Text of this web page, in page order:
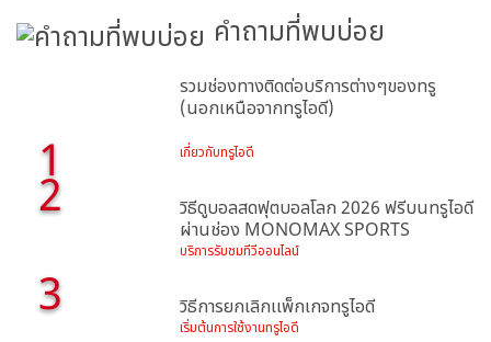
คำถามที่พบบ่อย
1
รวมช่องทางติดต่อบริการต่างๆของทรู
(นอกเหนือจากทรูไอดี)
เกี่ยวกับทรูไอดี
2
วิธีดูบอลสดฟุตบอลโลก 2026 ฟรีบนทรูไอดี
ผ่านช่อง MONOMAX SPORTS
บริการรับชมทีวีออนไลน์
3 วิธีการยกเลิกเเพ็กเกจทรูไอดี
เริ่มต้นการใช้งานทรูไอดี